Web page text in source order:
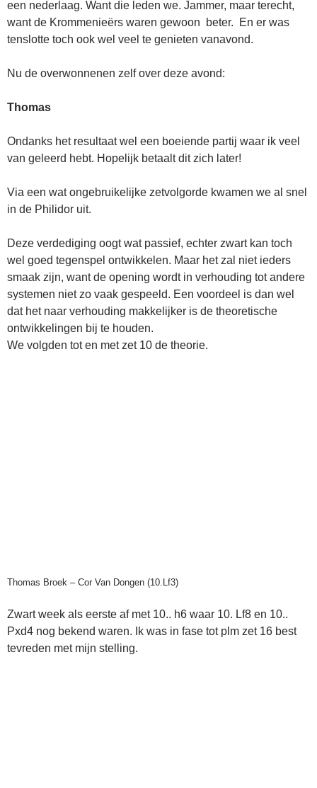
een nederlaag. Want die leden we. Jammer, maar terecht,
want de Krommenieërs waren gewoon beter. En er was
tenslotte toch ook wel veel te genieten vanavond.
Nu de overwonnenen zelf over deze avond:
Thomas
Ondanks het resultaat wel een boeiende partij waar ik veel
van geleerd hebt. Hopelijk betaalt dit zich later!
Via een wat ongebruikelijke zetvolgorde kwamen we al snel
in de Philidor uit.
Deze verdediging oogt wat passief, echter zwart kan toch
wel goed tegenspel ontwikkelen. Maar het zal niet ieders
smaak zijn, want de opening wordt in verhouding tot andere
systemen niet zo vaak gespeeld. Een voordeel is dan wel
dat het naar verhouding makkelijker is de theoretische
ontwikkelingen bij te houden.
We volgden tot en met zet 10 de theorie.
Thomas Broek – Cor Van Dongen (10.Lf3)
Zwart week als eerste af met 10.. h6 waar 10. Lf8 en 10..
Pxd4 nog bekend waren. Ik was in fase tot plm zet 16 best
tevreden met mijn stelling.